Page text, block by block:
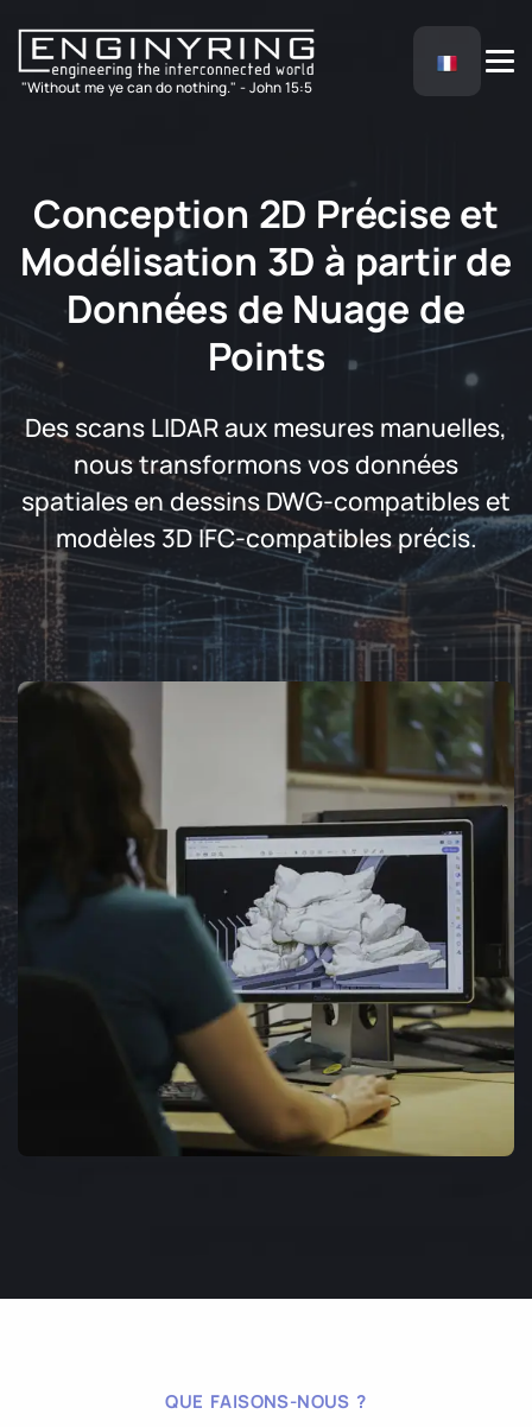
"Without me ye can do nothing." - John 15:5
Conception 2D Précise et
Modélisation 3D à partir de
Données de Nuage de
Points
Des scans LIDAR aux mesures manuelles,
nous transformons vos données
spatiales en dessins DWG-compatibles et
modèles 3D IFC-compatibles précis.
QUE FAISONS-NOUS ?